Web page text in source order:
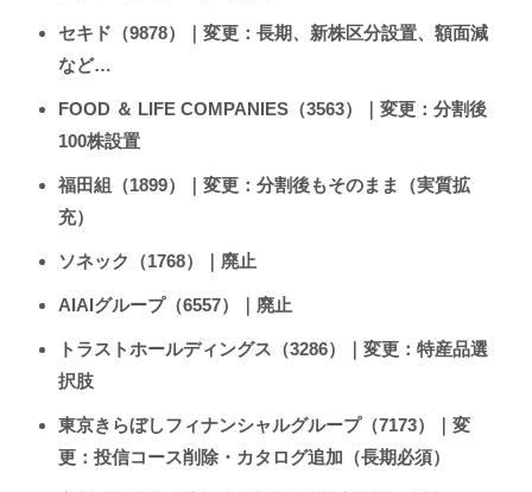
セキド（9878）｜変更：長期、新株区分設置、額面減
など…
FOOD ＆ LIFE COMPANIES（3563）｜変更：分割後
100株設置
福田組（1899）｜変更：分割後もそのまま（実質拡
充）
ソネック（1768）｜廃止
AIAIグループ（6557）｜廃止
トラストホールディングス（3286）｜変更：特産品選
択肢
東京きらぼしフィナンシャルグループ（7173）｜変
更：投信コース削除・カタログ追加（長期必須）